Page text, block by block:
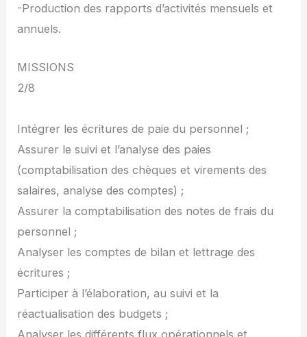
-Production des rapports d’activités mensuels et
annuels.
MISSIONS
2/8
Intégrer les écritures de paie du personnel ;
Assurer le suivi et l’analyse des paies
(comptabilisation des chèques et virements des
salaires, analyse des comptes) ;
Assurer la comptabilisation des notes de frais du
personnel ;
Analyser les comptes de bilan et lettrage des
écritures ;
Participer à l’élaboration, au suivi et la
réactualisation des budgets ;
Analyser les différents flux opérationnels et